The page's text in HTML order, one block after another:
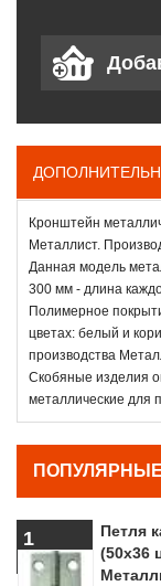
Кронштейн
Металлист.
Данная модель
300 мм - длина
Полимерное
цветах: белый и
производства
Скобяные изделия
металлические для
1
Петля
(50х36